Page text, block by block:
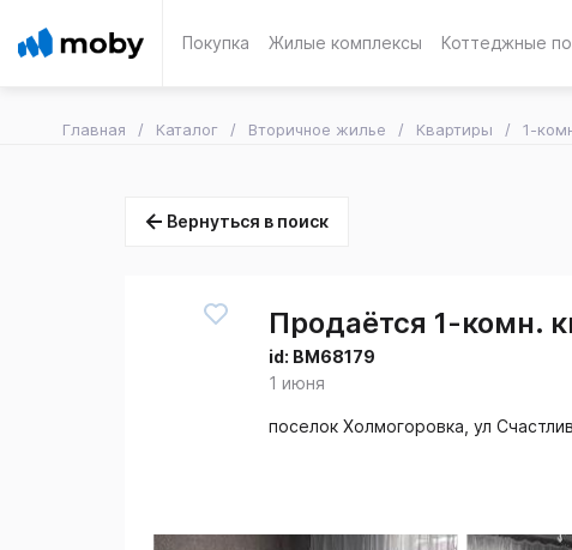
Покупка Жилые комплексы Коттеджные
Главная Каталог Вторичное жилье Квартиры 1-
Вернуться в поиск
Продаётся 1-комн.
id: BM68179
1 июня
поселок Холмогоровка, ул